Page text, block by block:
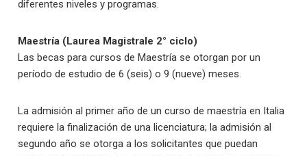
diferentes niveles y programas.
Maestría (Laurea Magistrale 2° ciclo)
Las becas para cursos de Maestría se otorgan por un
período de estudio de 6 (seis) o 9 (nueve) meses.
La admisión al primer año de un curso de maestría en Italia
requiere la finalización de una licenciatura; la admisión al
segundo año se otorga a los solicitantes que puedan